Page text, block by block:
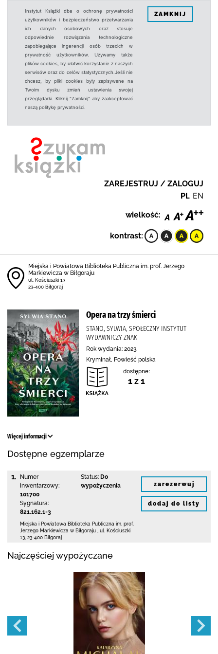
Instytut Książki dba o ochronę prywatności
użytkowników i bezpieczeństwo przetwarzania
ich danych osobowych oraz stosuje
odpowiednie rozwiązania technologiczne
zapobiegające ingerencji osób trzecich w
prywatność użytkowników. Używamy także
plików cookies, by ułatwić korzystanie z naszych
serwisów oraz do celów statystycznych.Jeśli nie
chcesz, by pliki cookies były zapisywane na
Twoim dysku zmień ustawienia swojej
przeglądarki. Kliknij "Zamknij" aby zaakceptować
naszą politykę prywatności.
ZAMKNIJ
ZAREJESTRUJ / ZALOGUJ
PL EN
wielkość:
kontrast:
Miejska i Powiatowa Biblioteka Publiczna im. prof. Jerzego
Markiewicza w Biłgoraju
ul. Kościuszki 13
23-400 Biłgoraj
Opera na trzy śmierci
STANO, SYLWIA, SPOŁECZNY INSTYTUT
WYDAWNICZY ZNAK
Rok wydania: 2023.
Kryminał, Powieść polska
dostępne:
1 z 1
Więcej informacji
Dostępne egzemplarze
1.
Numer
inwentarzowy:
101700
Sygnatura:
821.162.1-3
Status: Do
wypożyczenia
Miejska i Powiatowa Biblioteka Publiczna im. prof.
Jerzego Markiewicza w Biłgoraju
ul. Kościuszki
13 23-400 Biłgoraj
zarezerwuj
dodaj do listy
Najczęściej wypożyczane